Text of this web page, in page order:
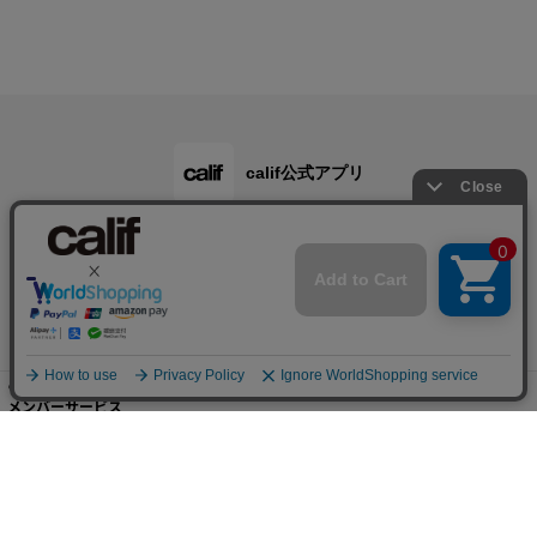
ご利用ガイド
メンバーサービス
calif公式アプリ